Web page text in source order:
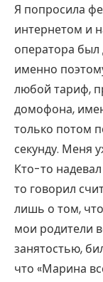
Я попросила
интернетом и
оператора
именно
любой тариф,
домофона,
только потом
секунду. Меня
Кто-то
то говорил
лишь о том,
мои родители
занятостью,
что «Марина